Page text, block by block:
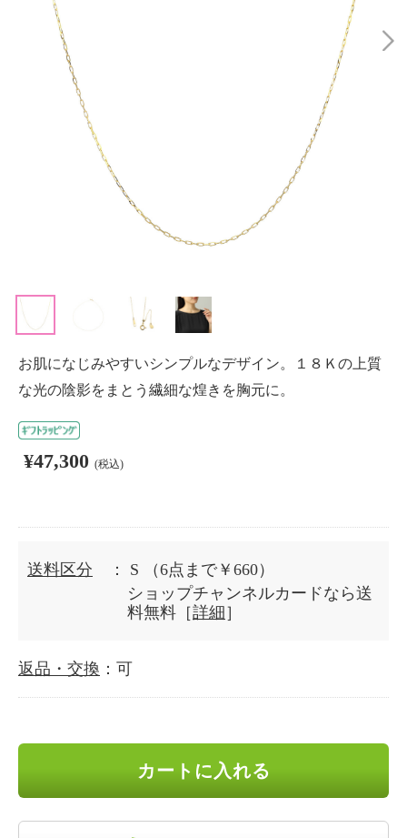
お肌になじみやすいシンプルなデザイン。１８Ｋの上質
な光の陰影をまとう繊細な煌きを胸元に。
¥47,300 (税込)
送料区分 ： S
（6点まで￥660）
ショップチャンネルカードなら送
料無料［詳細 ］
返品・交換 ：可
カートに入れる